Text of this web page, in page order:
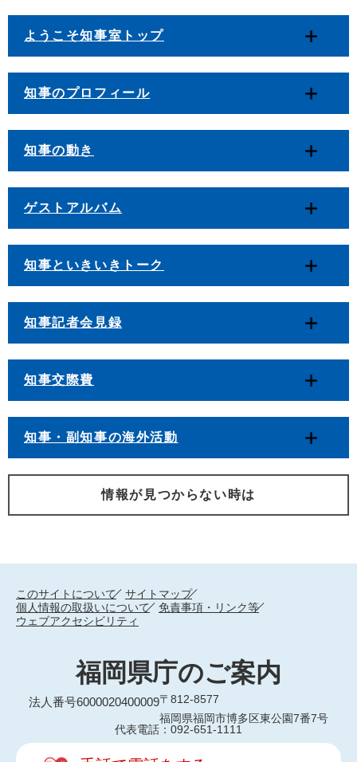
ようこそ知事室トップ
知事のプロフィール
知事の動き
ゲストアルバム
知事といきいきトーク
知事記者会見録
知事交際費
知事・副知事の海外活動
情報が見つからない時は
このサイトについて
サイトマップ
個人情報の取扱いについて
免責事項・リンク等
ウェブアクセシビリティ
福岡県庁のご案内
法人番号6000020400009〒812-8577
福岡県福岡市博多区東公園7番7号
代表電話：092-651-1111